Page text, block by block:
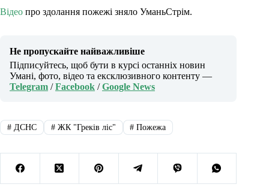
Відео про здолання пожежі зняло УманьСтрім.
Не пропускайте найважливіше
Підписуйтесь, щоб бути в курсі останніх новин
Умані, фото, відео та ексклюзивного контенту —
Telegram /Facebook /Google News
#ДСНС #ЖК "Греків ліс" # Пожежа